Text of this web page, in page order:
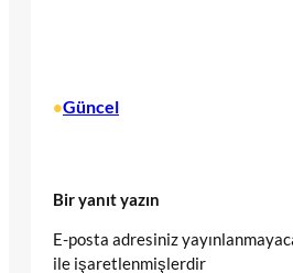
•Güncel
Bir yanıt yazın
E-posta adresiniz
ile işaretlenmişlerdir